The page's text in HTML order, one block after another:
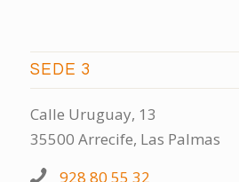
SEDE 3
Calle Uruguay, 13
35500 Arrecife, Las Palmas
928 80 55 32